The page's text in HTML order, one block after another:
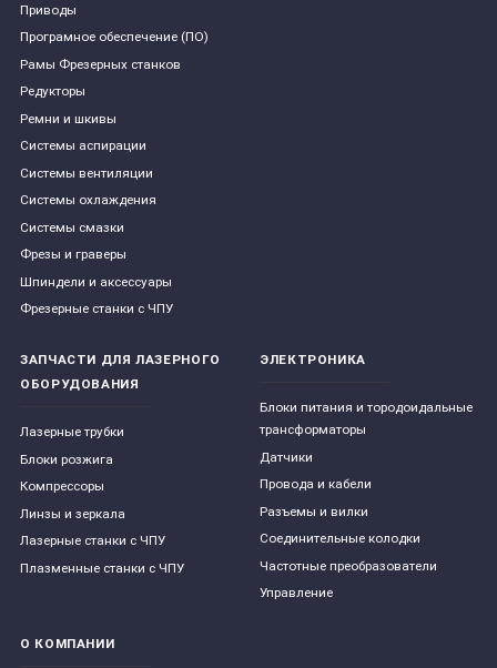
Приводы
Програмное обеспечение (ПО)
Рамы Фрезерных станков
Редукторы
Ремни и шкивы
Системы аспирации
Системы вентиляции
Системы охлаждения
Системы смазки
Фрезы и граверы
Шпиндели и аксессуары
Фрезерные станки с ЧПУ
ЗАПЧАСТИ ДЛЯ ЛАЗЕРНОГО
ОБОРУДОВАНИЯ
Лазерные трубки
Блоки розжига
Компрессоры
Линзы и зеркала
Лазерные станки с ЧПУ
Плазменные станки с ЧПУ
ЭЛЕКТРОНИКА
Блоки питания и тородоидальные
трансформаторы
Датчики
Провода и кабели
Разъемы и вилки
Соединительные колодки
Частотные преобразователи
Управление
О КОМПАНИИ